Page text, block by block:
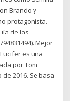
Brando y
protagonista.
de las
Mejor
es una
por Tom
2016. Se basa